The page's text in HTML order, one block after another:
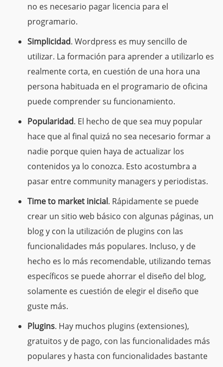
no es necesario pagar licencia para el
programario.
Simplicidad. Wordpress es muy sencillo de
utilizar. La formación para aprender a utilizarlo es
realmente corta, en cuestión de una hora una
persona habituada en el programario de oficina
puede comprender su funcionamiento.
Popularidad. El hecho de que sea muy popular
hace que al final quizá no sea necesario formar a
nadie porque quien haya de actualizar los
contenidos ya lo conozca. Esto acostumbra a
pasar entre community managers y periodistas.
Time to market inicial. Rápidamente se puede
crear un sitio web básico con algunas páginas, un
blog y con la utilización de plugins con las
funcionalidades más populares. Incluso, y de
hecho es lo más recomendable, utilizando temas
específicos se puede ahorrar el diseño del blog,
solamente es cuestión de elegir el diseño que
guste más.
Plugins. Hay muchos plugins (extensiones),
gratuitos y de pago, con las funcionalidades más
populares y hasta con funcionalidades bastante